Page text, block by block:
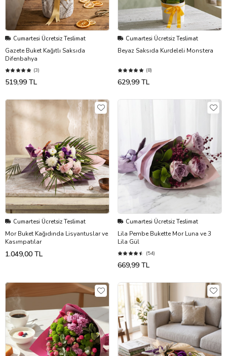
Cumartesi Ücretsiz Teslimat
Gazete Buket Kağıtlı Saksıda
Difenbahya
(3)
519,99 TL
Cumartesi Ücretsiz Teslimat
Beyaz Saksıda Kurdeleli Monstera
(8)
629,99 TL
Cumartesi Ücretsiz Teslimat
Mor Buket Kağıdında Lisyantuslar ve
Kasımpatılar
1.049,00 TL
Cumartesi Ücretsiz Teslimat
Lila Pembe Bukette Mor Luna ve 3
Lila Gül
(54)
669,99 TL